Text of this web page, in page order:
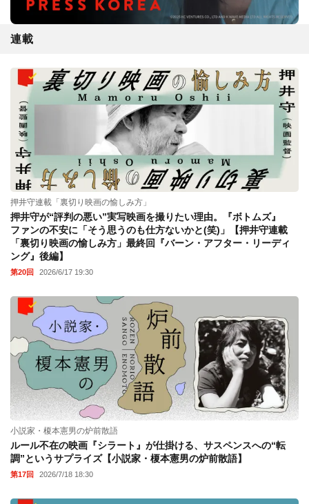
連載
押井守連載「裏切り映画の愉しみ方」
押井守が“評判の悪い”実写映画を撮りたい理由。『ボトムズ』
ファンの不安に「そう思うのも仕方ないかと(笑)」【押井守連載
「裏切り映画の愉しみ方」最終回『バーン・アフター・リーディ
ング』後編】
第20回 2026/6/17 19:30
小説家・榎本憲男の炉前散語
ルール不在の映画『シラート』が仕掛ける、サスペンスへの“転
調”というサプライズ【小説家・榎本憲男の炉前散語】
第17回 2026/7/18 18:30